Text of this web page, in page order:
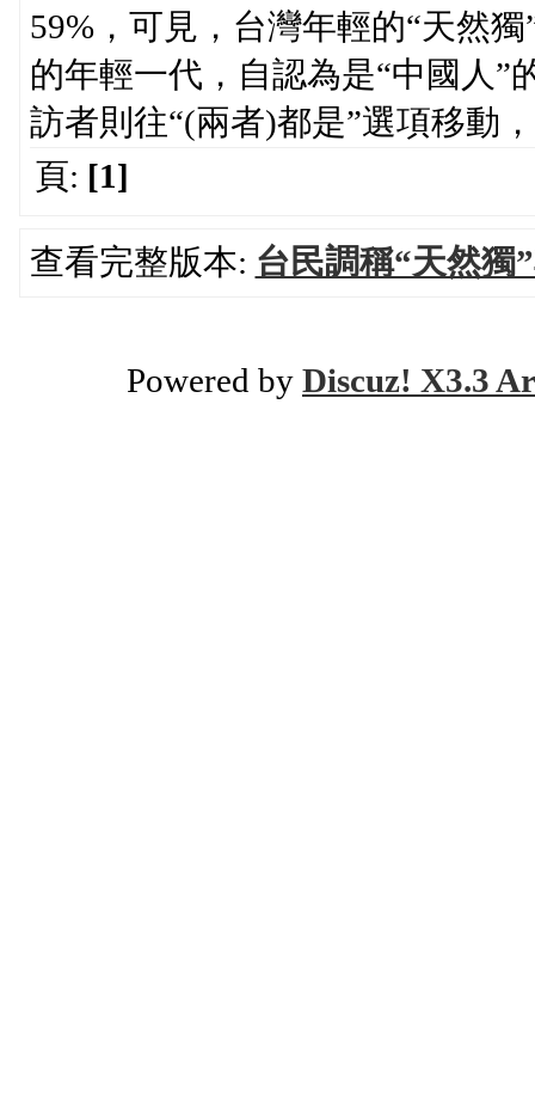
59%，可見，台灣年輕的“天然
的年輕一代，自認為是“中國人”
訪者則往“(兩者)都是”選項移動
頁: [1]
查看完整版本: 台民調稱“天然獨
Powered by Discuz! X3.3